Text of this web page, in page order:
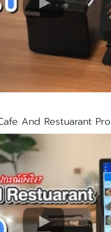
And Restuarant Pro